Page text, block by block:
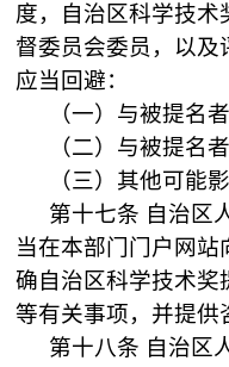
度，自治区科学技术
督委员会委员，以及
应当回避：
（一）与被提名
（二）与被提名
（三）其他可能
第十七条 自治区
当在本部门门户网站
确自治区科学技术奖
等有关事项，并提供
第十八条 自治区